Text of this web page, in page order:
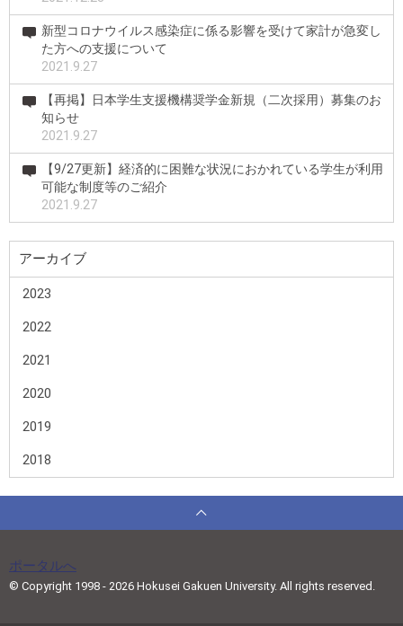
新型コロナウイルス感染症に係る影響を受けて家計が急変し
た方への支援について
2021.9.27
【再掲】日本学生支援機構奨学金新規（二次採用）募集のお
知らせ
2021.9.27
【9/27更新】経済的に困難な状況におかれている学生が利用
可能な制度等のご紹介
2021.9.27
アーカイブ
2023
2022
2021
2020
2019
2018
ポータルへ
© Copyright 1998 - 2026 Hokusei Gakuen University. All rights reserved.